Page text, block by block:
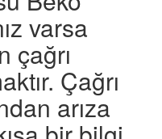
varsa
çağrı
Çağrı
arıza